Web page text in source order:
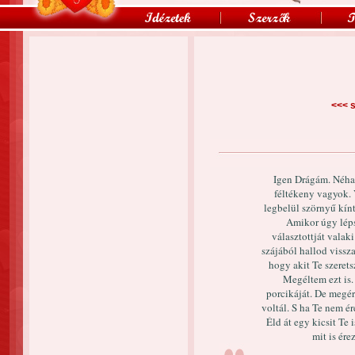
<<<
Igen Drágám.
féltékeny vagyok.
legbelül szörnyű
Amikor úgy
választottját valaki
szájából hallod
hogy akit Te
Megéltem ezt
porcikáját. De
voltál. S ha Te nem
Éld át egy kicsit Te
mit is